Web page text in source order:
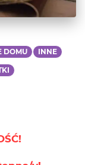
DOMU INNE